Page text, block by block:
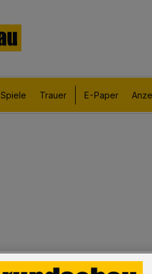
Spiele Trauer E-Paper